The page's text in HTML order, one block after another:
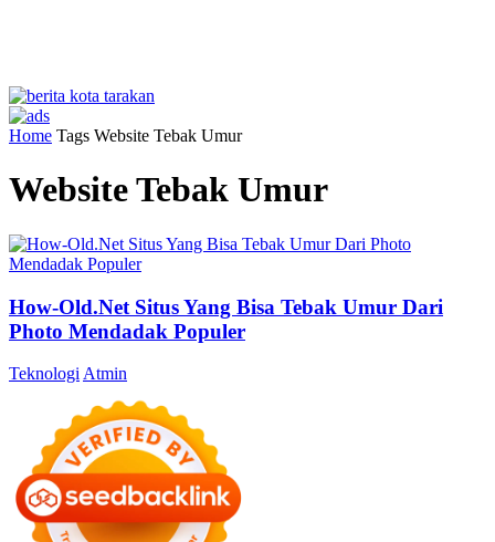
Home Tags Website Tebak Umur
Website Tebak Umur
How-Old.Net Situs Yang Bisa Tebak Umur Dari
Photo Mendadak Populer
Teknologi Atmin